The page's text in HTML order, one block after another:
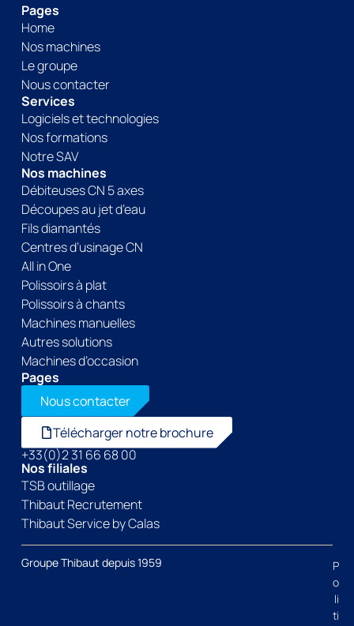
Pages
Home
Nos machines
Le groupe
Nous contacter
Services
Logiciels et technologies
Nos formations
Notre SAV
Nos machines
Débiteuses CN 5 axes
Découpes au jet d’eau
Fils diamantés
Centres d’usinage CN
All in One
Polissoirs à plat
Polissoirs à chants
Machines manuelles
Autres solutions
Machines d’occasion
Pages
Nous contacter
Télécharger notre brochure
+33(0)2 31 66 68 00
Nos filiales
TSB outillage
Thibaut Recrutement
Thibaut Service by Calas
Groupe Thibaut depuis 1959
P
o
li
ti